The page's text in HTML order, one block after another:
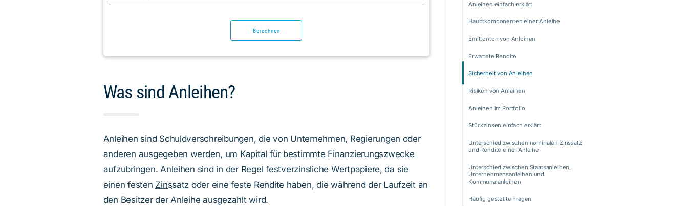
Berechnen
Was sind Anleihen?
Anleihen sind Schuldverschreibungen, die von Unternehmen, Regierungen oder
anderen ausgegeben werden, um Kapital für bestimmte Finanzierungszwecke
aufzubringen. Anleihen sind in der Regel festverzinsliche Wertpapiere, da sie
einen festen Zinssatz oder eine feste Rendite haben, die während der Laufzeit an
den Besitzer der Anleihe ausgezahlt wird.
Anleihen einfach erklärt
Hauptkomponenten einer Anleihe
Emittenten von Anleihen
Erwartete Rendite
Sicherheit von Anleihen
Risiken von Anleihen
Anleihen im Portfolio
Stückzinsen einfach erklärt
Unterschied zwischen nominalen Zinssatz
und Rendite einer Anleihe
Unterschied zwischen Staatsanleihen,
Unternehmensanleihen und
Kommunalanleihen
Häufig gestellte Fragen